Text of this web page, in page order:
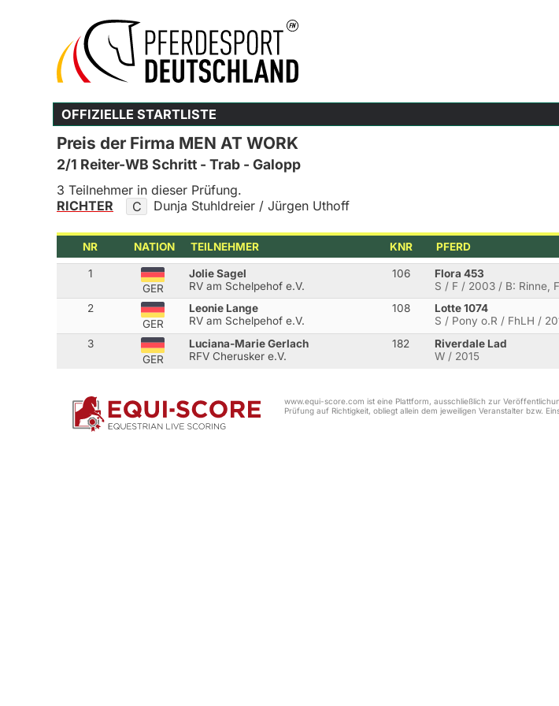
OFFIZIELLE STARTLISTE
Preis der Firma MEN AT WORK
2/1 Reiter-WB Schritt - Trab - Galopp
3 Teilnehmer in dieser Prüfung.
RICHTER
C Dunja Stuhldreier / Jürgen Uthoff
NR NATION TEILNEHMER KNR PFERD
1
GER
Jolie Sagel
RV am Schelpehof e.V.
106
Flora 453
S / F / 2003 / B: Rinne,
2
GER
Leonie Lange
RV am Schelpehof e.V.
108
Lotte 1074
S / Pony o.R / FhLH /
3
GER
Luciana-Marie Gerlach
RFV Cherusker e.V.
182
Riverdale Lad
W / 2015
www.equi-score.com ist eine Plattform, ausschließlich zur
Prüfung auf Richtigkeit, obliegt allein dem jeweiligen Veranstalter bzw.